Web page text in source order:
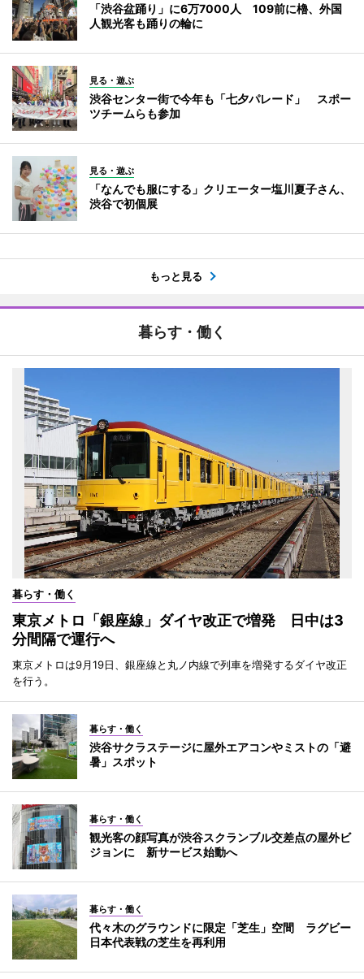
「渋谷盆踊り」に6万7000人 109前に櫓、外国
人観光客も踊りの輪に
見る・遊ぶ
渋谷センター街で今年も「七夕パレード」 スポー
ツチームらも参加
見る・遊ぶ
「なんでも服にする」クリエーター塩川夏子さん、
渋谷で初個展
もっと見る
暮らす・働く
暮らす・働く
東京メトロ「銀座線」ダイヤ改正で増発 日中は3
分間隔で運行へ
東京メトロは9月19日、銀座線と丸ノ内線で列車を増発するダイヤ改正
を行う。
暮らす・働く
渋谷サクラステージに屋外エアコンやミストの「避
暑」スポット
暮らす・働く
観光客の顔写真が渋谷スクランブル交差点の屋外ビ
ジョンに 新サービス始動へ
暮らす・働く
代々木のグラウンドに限定「芝生」空間 ラグビー
日本代表戦の芝生を再利用